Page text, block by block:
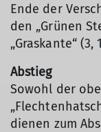
Ende der
den „Grünen
„Graskante“ (3,
Abstieg
Sowohl der
dienen zum